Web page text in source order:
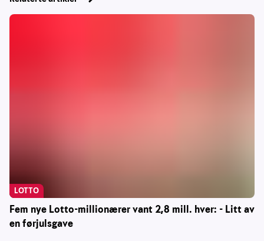
Fem nye Lotto-millionærer vant 2,8 mill. hver: - Litt av
en førjulsgave
LOTTO